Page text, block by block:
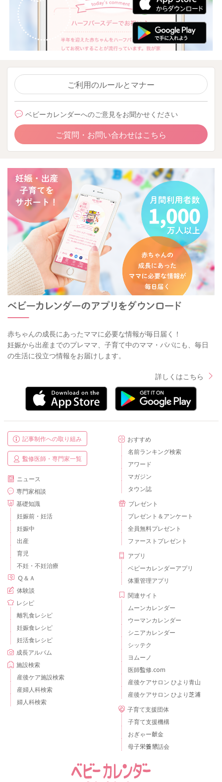
ご利用のルールとマナー
ベビーカレンダーへのご意見をお聞かせください
ご質問・お問い合わせはこちら
赤ちゃんの成長にあったママに必要な情報が毎日届く！
妊娠から出産までのプレママ、子育て中のママ・パパにも、毎日
の生活に役立つ情報をお届けします。
詳しくはこちら
記事制作への取り組み
監修医師・専門家一覧
ニュース
専門家相談
基礎知識
妊娠前・妊活
妊娠中
出産
育児
不妊・不妊治療
Ｑ＆Ａ
体験談
レシピ
離乳食レシピ
妊娠食レシピ
妊活食レシピ
成長アルバム
施設検索
産後ケア施設検索
産婦人科検索
婦人科検索
おすすめ
名前ランキング検索
アワード
マガジン
タウン誌
プレゼント
プレゼント＆アンケート
全員無料プレゼント
ファーストプレゼント
アプリ
ベビーカレンダーアプリ
体重管理アプリ
関連サイト
ムーンカレンダー
ウーマンカレンダー
シニアカレンダー
シッテク
ヨムーノ
医師監修.com
産後ケアサロン ひより青山
産後ケアサロン ひより芝浦
子育て支援団体
子育て支援機構
おぎゃー献金
母子栄養懇話会